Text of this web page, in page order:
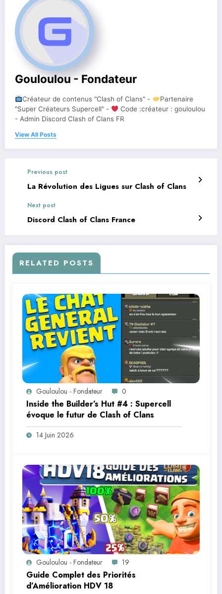
Gouloulou - Fondateur
Créateur de contenus "Clash of Clans" -
Partenaire
"Super Créateurs Supercell" -
Code :créateur : gouloulou
- Admin Discord Clash of Clans FR
View All Posts
Previous post
La Révolution des Ligues sur Clash of Clans
Next post
Discord Clash of Clans France
RELATED POSTS
Gouloulou - Fondateur 0
Inside the Builder’s Hut #4 : Supercell
évoque le futur de Clash of Clans
14 Juin 2026
Gouloulou - Fondateur 19
Guide Complet des Priorités
d’Amélioration HDV 18